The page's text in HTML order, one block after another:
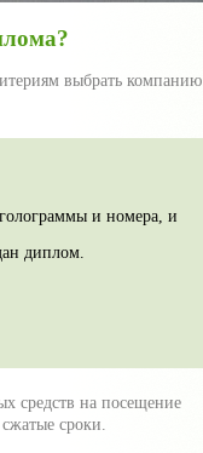
выбрать компанию
и номера, и
диплом.
средств на посещение
сроки.